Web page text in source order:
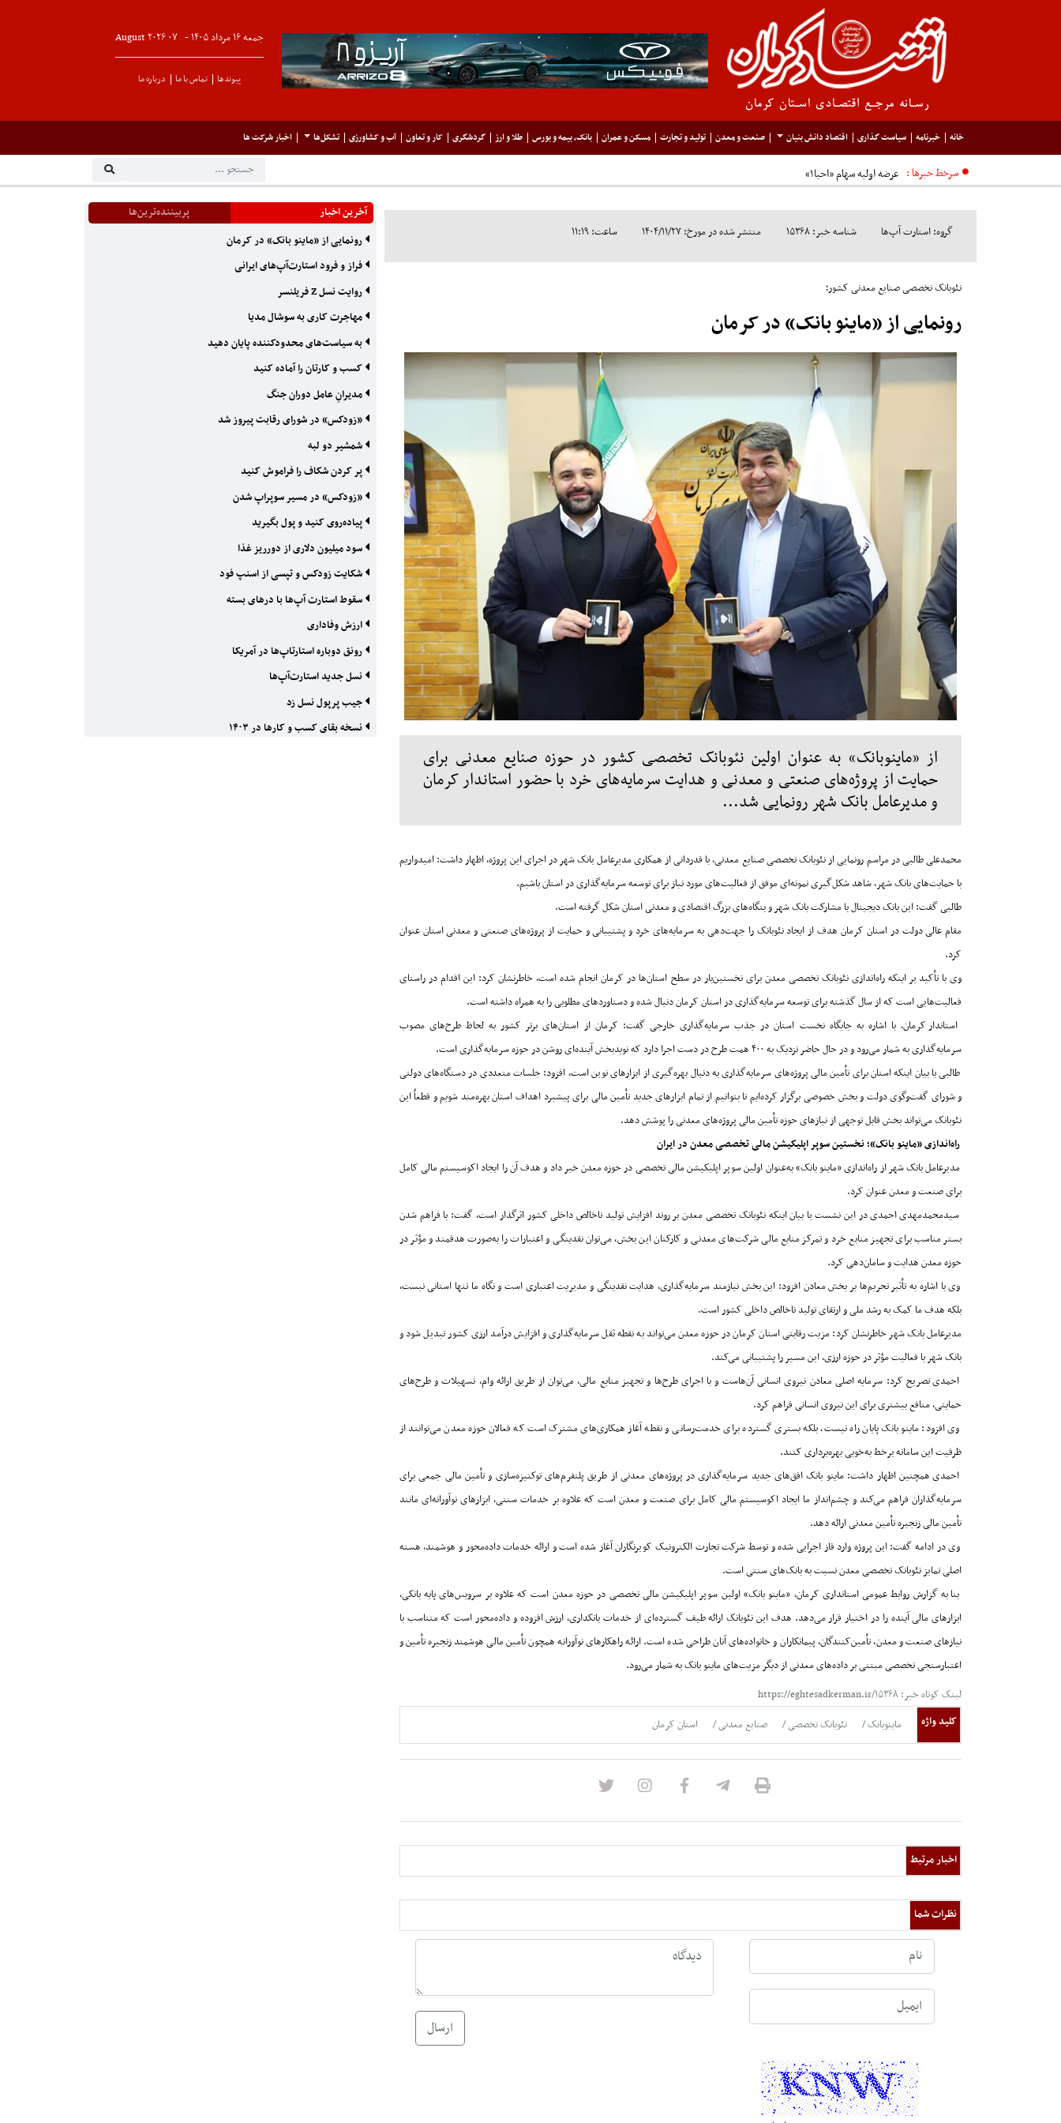
جمعه ۱۶ مرداد ۱۴۰۵ - ۰۷August۲۰۲۶
پیوندها تماس با ما درباره ما
خانه خبرنامه سیاست گذاری اقتصاد دانش بنیان صنعت و معدن تولید و تجارت مسکن و عمران بانک، بیمه و بورس طلا و ارز گردشگری کار و تعاون آب و کشاورزی تشکل‌ها اخبار شرکت ها
سرخط خبرها : عرضه اولیه سهام «احیا۱»
گروه: استارت آپ‌ها شناسه خبر: ۱۵۳۶۸ منتشر شده در مورخ: ۱۴۰۴/۱۱/۲۷ ساعت: ۱۱:۱۹
نئوبانک تخصصی صنایع معدنی کشور؛
رونمایی از «ماینو بانک» در کرمان
از «ماینوبانک» به عنوان اولین نئوبانک تخصصی کشور در حوزه صنایع معدنی برای
حمایت از پروژه‌های صنعتی و معدنی و هدایت سرمایه‌های خرد با حضور استاندار کرمان
و مدیرعامل بانک شهر رونمایی شد...
محمدعلی طالبی در مراسم رونمایی از نئوبانک تخصصی صنایع معدنی، با قدردانی از همکاری مدیرعامل بانک شهر در اجرای این پروژه، اظهار داشت: امیدواریم
با حمایت‌های بانک شهر، شاهد شکل‌گیری نمونه‌ای موفق از فعالیت‌های مورد نیاز برای توسعه سرمایه‌گذاری در استان باشیم.
طالبی گفت: این بانک دیجیتال با مشارکت بانک شهر و بنگاه‌های بزرگ اقتصادی و معدنی استان شکل گرفته است.
مقام عالی دولت در استان کرمان هدف از ایجاد نئوبانک را جهت‌دهی به سرمایه‌های خرد و پشتیبانی و حمایت از پروژه‌های صنعتی و معدنی استان عنوان
کرد.
وی با تأکید بر اینکه راه‌اندازی نئوبانک تخصصی معدن برای نخستین‌بار در سطح استان‌ها در کرمان انجام شده است، خاطرنشان کرد: این اقدام در راستای
فعالیت‌هایی است که از سال گذشته برای توسعه سرمایه‌گذاری در استان کرمان دنبال شده و دستاوردهای مطلوبی را به همراه داشته است.
استاندار کرمان، با اشاره به جایگاه نخست استان در جذب سرمایه‌گذاری خارجی گفت: کرمان از استان‌های برتر کشور به لحاظ طرح‌های مصوب
سرمایه‌گذاری به شمار می‌رود و در حال حاضر نزدیک به۴۰۰همت طرح در دست اجرا دارد که نویدبخش آینده‌ای روشن در حوزه سرمایه‌گذاری است.
طالبی با بیان اینکه استان برای تأمین مالی پروژه‌های سرمایه‌گذاری به دنبال بهره‌گیری از ابزارهای نوین است، افزود: جلسات متعددی در دستگاه‌های دولتی
و شورای گفت‌وگوی دولت و بخش خصوصی برگزار کرده‌ایم تا بتوانیم از تمام ابزارهای جدید تأمین مالی برای پیشبرد اهداف استان بهره‌مند شویم و قطعاً این
نئوبانک می‌تواند بخش قابل توجهی از نیازهای حوزه تأمین مالی پروژه‌های معدنی را پوشش دهد.
راه‌اندازی «ماینو بانک»؛ نخستین سوپر اپلیکیشن مالی تخصصی معدن در ایران
مدیرعامل بانک شهر از راه‌اندازی «ماینو بانک» به‌عنوان اولین سوپر اپلیکیشن مالی تخصصی در حوزه معدن خبر داد و هدف آن را ایجاد اکوسیستم مالی کامل
برای صنعت و معدن عنوان کرد.
سیدمحمدمهدی احمدی در این نشست با بیان اینکه نئوبانک تخصصی معدن بر روند افزایش تولید ناخالص داخلی کشور اثرگذار است، گفت: با فراهم شدن
بستر مناسب برای تجهیز منابع خرد و تمرکز منابع مالی شرکت‌های معدنی و کارکنان این بخش، می‌توان نقدینگی و اعتبارات را به‌صورت هدفمند و مؤثر در
حوزه معدن هدایت و سامان‌دهی کرد.
وی با اشاره به تأثیر تحریم‌ها بر بخش معادن افزود: این بخش نیازمند سرمایه‌گذاری، هدایت نقدینگی و مدیریت اعتباری است و نگاه ما تنها استانی نیست،
بلکه هدف ما کمک به رشد ملی و ارتقای تولید ناخالص داخلی کشور است.
مدیرعامل بانک شهر خاطرنشان کرد: مزیت رقابتی استان کرمان در حوزه معدن می‌تواند به نقطه ثقل سرمایه‌گذاری و افزایش درآمد ارزی کشور تبدیل شود و
بانک شهر با فعالیت مؤثر در حوزه ارزی، این مسیر را پشتیبانی می‌کند.
احمدی تصریح کرد: سرمایه اصلی معادن نیروی انسانی آن‌هاست و با اجرای طرح‌ها و تجهیز منابع مالی، می‌توان از طریق ارائه وام، تسهیلات و طرح‌های
حمایتی، منافع بیشتری برای این نیروی انسانی فراهم کرد.
وی افزود: ماینو بانک پایان راه نیست، بلکه بستری گسترده برای خدمت‌رسانی و نقطه آغاز همکاری‌های مشترک است که فعالان حوزه معدن می‌توانند از
ظرفیت این سامانه برخط به‌خوبی بهره‌برداری کنند.
احمدی همچنین اظهار داشت: ماینو بانک افق‌های جدید سرمایه‌گذاری در پروژه‌های معدنی از طریق پلتفرم‌های توکنیزه‌سازی و تأمین مالی جمعی برای
سرمایه‌گذاران فراهم می‌کند و چشم‌انداز ما ایجاد اکوسیستم مالی کامل برای صنعت و معدن است که علاوه بر خدمات سنتی، ابزارهای نوآورانه‌ای مانند
تأمین مالی زنجیره تأمین معدنی ارائه دهد.
وی در ادامه گفت: این پروژه وارد فاز اجرایی شده و توسط شرکت تجارت الکترونیک کویرنگاران آغاز شده است و ارائه خدمات داده‌محور و هوشمند، هسته
اصلی تمایز نئوبانک تخصصی معدن نسبت به بانک‌های سنتی است.
بنا به گزارش روابط عمومی استانداری کرمان، «ماینو بانک» اولین سوپر اپلیکیشن مالی تخصصی در حوزه معدن است که علاوه بر سرویس‌های پایه بانکی،
ابزارهای مالی آینده را در اختیار قرار می‌دهد. هدف این نئوبانک ارائه طیف گسترده‌ای از خدمات بانکداری، ارزش افزوده و داده‌محور است که متناسب با
نیازهای صنعت و معدن، تأمین‌کنندگان، پیمانکاران و خانواده‌های آنان طراحی شده است. ارائه راهکارهای نوآورانه همچون تأمین مالی هوشمند زنجیره تأمین و
اعتبارسنجی تخصصی مبتنی بر داده‌های معدنی از دیگر مزیت‌های ماینو بانک به شمار می‌رود.
لینک کوتاه خبر: https://eghtesadkerman.ir/۱۵۳۶۸
کلید واژه
ماینوبانک نئوبانک تخصصی صنایع معدنی استان کرمان
اخبار مرتبط
نظرات شما
ارسال
آخرین اخبار
پربیننده‌ترین‌ها
رونمایی از «ماینو بانک» در کرمان
فراز و فرود استارت‌آپ‌های ایرانی
روایت نسل Z فریلنسر
مهاجرت کاری به سوشال مدیا
به سیاست‌های محدودکننده‌ پایان دهید
کسب و کارتان را آماده کنید
مدیرانِ عامل دوران جنگ
«زودکس» در شورای رقابت پیروز شد
شمشیر دو لبه
پر کردن شکاف را فراموش کنید
«زودکس» در مسیر سوپراپ شدن
پیاده‌‌‌روی کنید و پول بگیرید
سود میلیون دلاری از دورریز غذا
شکایت زودکس و تپسی از اسنپ فود
سقوط استارت آپ‌ها با درهای بسته
ارزش وفاداری
رونق دوباره استارتا‌پ‌ها در آمریکا
نسل جدید استارت‌آپ‌ها
جیب پرپول نسل زد
نسخه بقای کسب و کارها در ۱۴۰۳